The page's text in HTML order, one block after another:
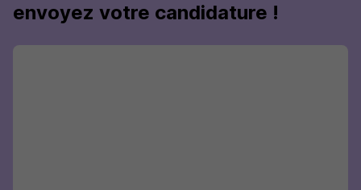
envoyez votre candidature !